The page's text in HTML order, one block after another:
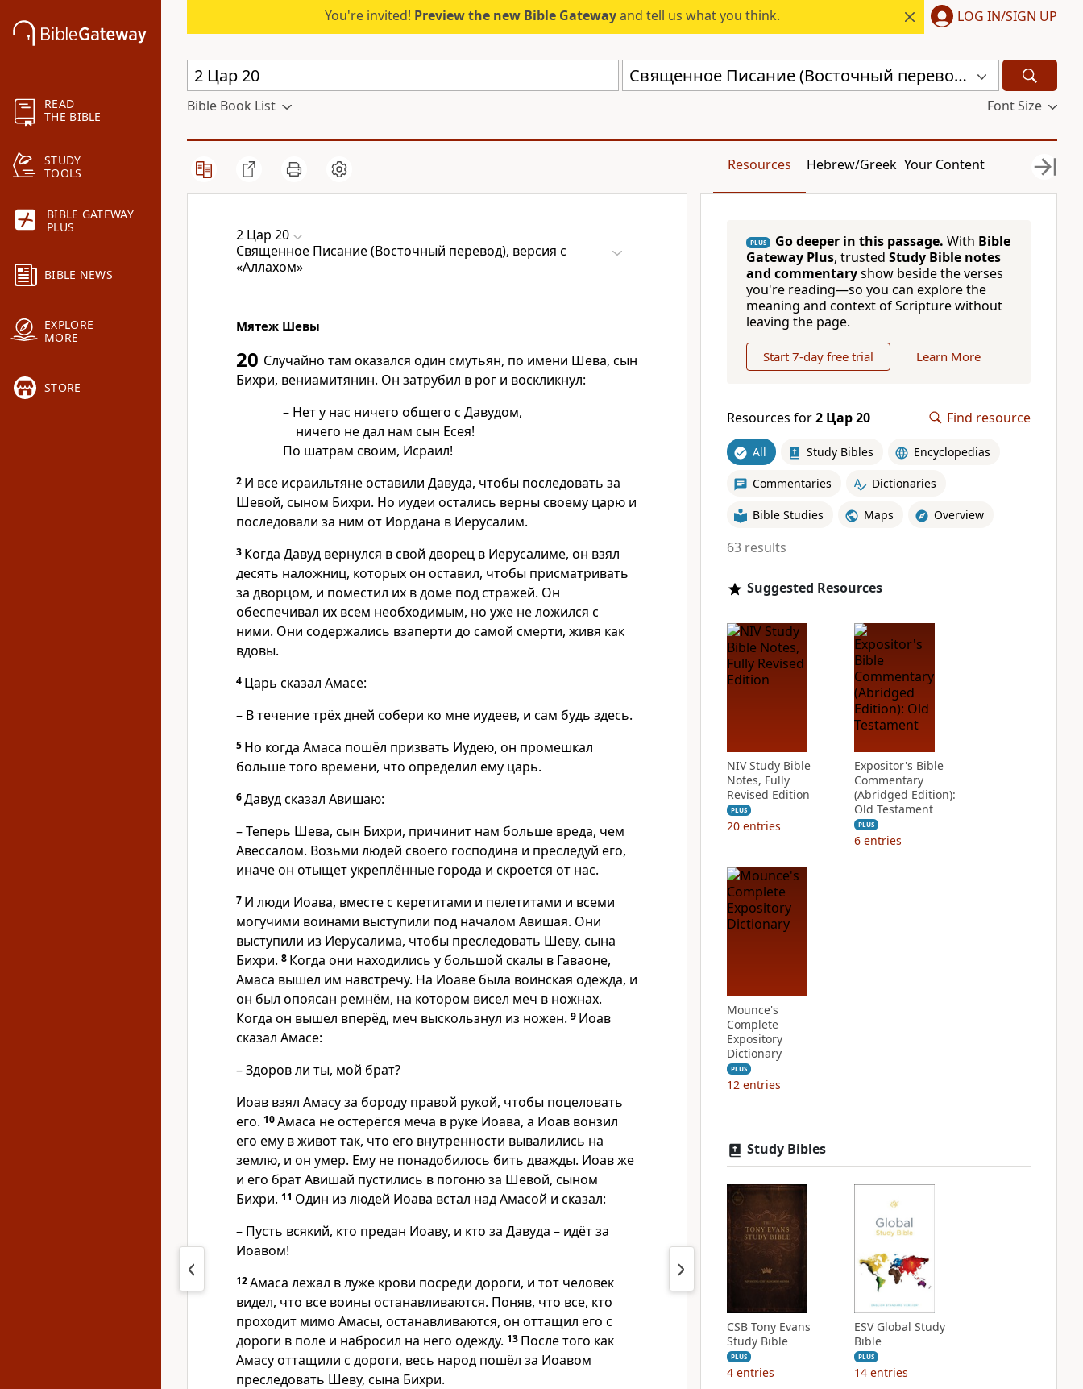
READ
THE BIBLE
STUDY
TOOLS
BIBLE GATEWAY
PLUS
BIBLE NEWS
EXPLORE
MORE
STORE
You're invited! Preview the new Bible Gatewayand tell us what you think. LOG IN/SIGN UP
Священное Писание (Восточный перевод), версия с «Аллахом» (CARSA)
Bible Book List Font Size
Resources Hebrew/Greek Your Content
2 Цар 20
Священное Писание (Восточный перевод), версия с
«Аллахом»
Мятеж Шевы
20 Случайно там оказался один смутьян, по имени Шева, сын
Бихри, вениамитянин. Он затрубил в рог и воскликнул:
– Нет у нас ничего общего с Давудом,
ничего не дал нам сын Есея!
По шатрам своим, Исраил!
2 И все исраильтяне оставили Давуда, чтобы последовать за
Шевой, сыном Бихри. Но иудеи остались верны своему царю и
последовали за ним от Иордана в Иерусалим.
3 Когда Давуд вернулся в свой дворец в Иерусалиме, он взял
десять наложниц, которых он оставил, чтобы присматривать
за дворцом, и поместил их в доме под стражей. Он
обеспечивал их всем необходимым, но уже не ложился с
ними. Они содержались взаперти до самой смерти, живя как
вдовы.
4 Царь сказал Амасе:
– В течение трёх дней собери ко мне иудеев, и сам будь здесь.
5 Но когда Амаса пошёл призвать Иудею, он промешкал
больше того времени, что определил ему царь.
6Давуд сказал Авишаю:
– Теперь Шева, сын Бихри, причинит нам больше вреда, чем
Авессалом. Возьми людей своего господина и преследуй его,
иначе он отыщет укреплённые города и скроется от нас.
7 И люди Иоава, вместе с керетитами и пелетитами и всеми
могучими воинами выступили под началом Авишая. Они
выступили из Иерусалима, чтобы преследовать Шеву, сына
Бихри. 8 Когда они находились у большой скалы в Гаваоне,
Амаса вышел им навстречу. На Иоаве была воинская одежда, и
он был опоясан ремнём, на котором висел меч в ножнах.
Когда он вышел вперёд, меч выскользнул из ножен. 9 Иоав
сказал Амасе:
– Здоров ли ты, мой брат?
Иоав взял Амасу за бороду правой рукой, чтобы поцеловать
его. 10Амаса не остерёгся меча в руке Иоава, а Иоав вонзил
его ему в живот так, что его внутренности вывалились на
землю, и он умер. Ему не понадобилось бить дважды. Иоав же
и его брат Авишай пустились в погоню за Шевой, сыном
Бихри. 11 Один из людей Иоава встал над Амасой и сказал:
– Пусть всякий, кто предан Иоаву, и кто за Давуда – идёт за
Иоавом!
12Амаса лежал в луже крови посреди дороги, и тот человек
видел, что все воины останавливаются. Поняв, что все, кто
проходит мимо Амасы, останавливаются, он оттащил его с
дороги в поле и набросил на него одежду. 13 После того как
Амасу оттащили с дороги, весь народ пошёл за Иоавом
преследовать Шеву, сына Бихри.
PLUS Go deeper in this passage. With Bible
Gateway Plus, trusted Study Bible notes
and commentaryshow beside the verses
you're reading—so you can explore the
meaning and context of Scripture without
leaving the page.
Start 7-day free trial Learn More
Resources for2 Цар 20 Find resource
All Study Bibles Encyclopedias
Commentaries Dictionaries
Bible Studies Maps Overview
63 results
Suggested Resources
NIV Study Bible
Notes, Fully
Revised Edition
PLUS
20 entries
Expositor's Bible
Commentary
(Abridged Edition):
Old Testament
PLUS
6 entries
Mounce's
Complete
Expository
Dictionary
PLUS
12 entries
Study Bibles
CSB Tony Evans
Study Bible
PLUS
4 entries
ESV Global Study
Bible
PLUS
14 entries